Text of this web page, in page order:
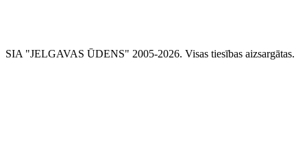
SIA "JELGAVAS ŪDENS" 2005-2026. Visas tiesības aizsargātas.